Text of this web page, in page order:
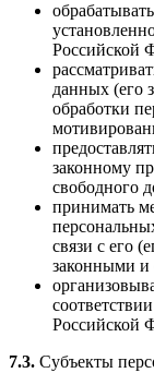
Российской
данных (его
обработки
законному
свободного
принимать
связи с его
законными и
Российской
7.3. Субъекты